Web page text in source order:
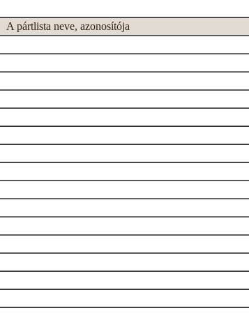
A pártlista neve, azonosítója